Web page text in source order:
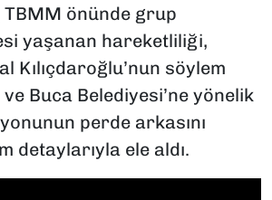
TBMM önünde grup
yaşanan hareketliliği,
Kılıçdaroğlu’nun söylem
Buca Belediyesi’ne yönelik
perde arkasını
detaylarıyla ele aldı.